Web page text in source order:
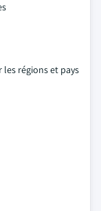
régions et pays